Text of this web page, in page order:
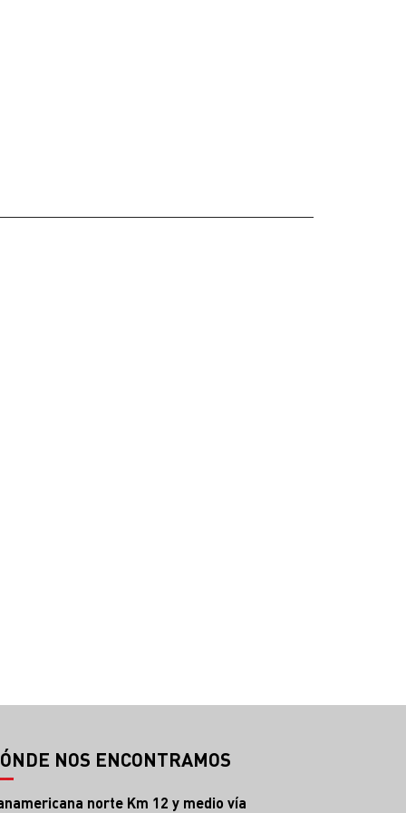
NOS ENCONTRAMOS
norte Km 12 y medio vía